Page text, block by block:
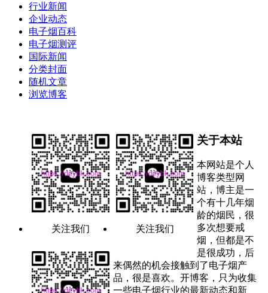
行业新闻
企业动态
电子烟百科
电子烟测评
国际新闻
分类封面
随机文章
浏览博客
关注我们 关注我们
关于本站
本网站是个人
博客类型网
站，博主是一
个有十几年烟
龄的烟民，很
多次想要戒
烟，但都是不
是很成功，后
来偶然的机会接触到了电子烟产
品，很是喜欢。开博客，只为收集
一些电子烟行业的最新动态和新